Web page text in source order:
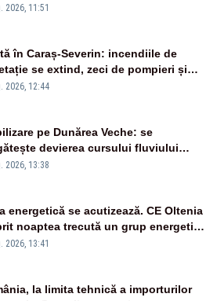
o reușită pentru Guvernul
2026, 11:51
în Caraș-Severin: incendiile de
se extind, zeci de pompieri și
se luptă cu flăcările - VIDEO
2026, 12:44
pe Dunărea Veche: se
devierea cursului fluviului
Cernavodă – VIDEO
2026, 13:38
energetică se acutizează. CE Oltenia
noaptea trecută un grup energetic
Rovinari
2026, 13:41
la limita tehnică a importurilor